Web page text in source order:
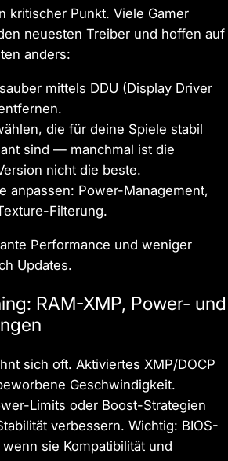
kritischer Punkt. Viele Gamer
neuesten Treiber und hoffen auf
anders:
mittels DDU (Display Driver
die für deine Spiele stabil
sind — manchmal ist die
nicht die beste.
anpassen: Power-Management,
Filterung.
Performance und weniger
Updates.
RAM-XMP, Power- und
sich oft. Aktiviertes XMP/DOCP
Geschwindigkeit.
Limits oder Boost-Strategien
verbessern. Wichtig: BIOS-
sie Kompatibilität und